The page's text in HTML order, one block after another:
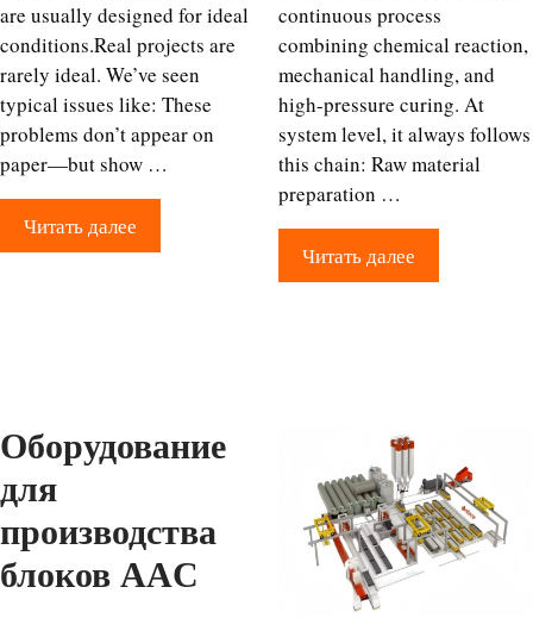
are usually designed for ideal
conditions.Real projects are
rarely ideal. We’ve seen
typical issues like: These
problems don’t appear on
paper—but show …
Читать далее
continuous process
combining chemical reaction,
mechanical handling, and
high-pressure curing. At
system level, it always follows
this chain: Raw material
preparation …
Читать далее
Оборудование
для
производства
блоков AAC